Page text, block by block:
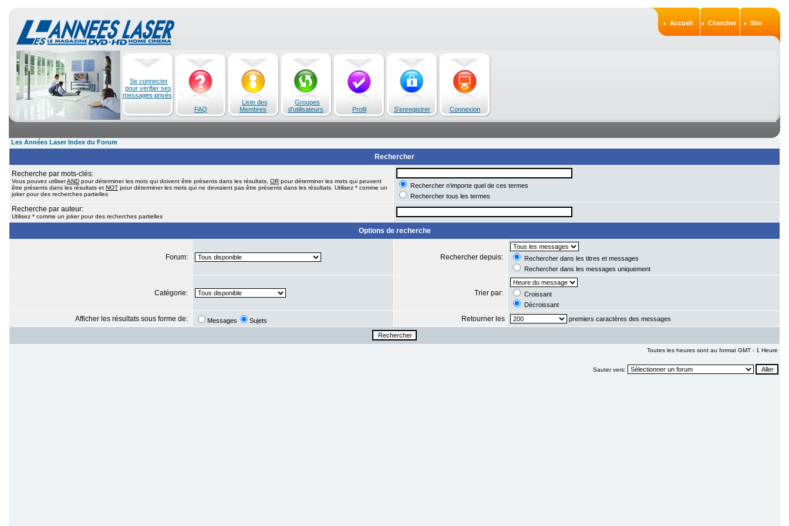
Accueil Chercher Site
Se connecter
pour vérifier ses
messages privés
FAQ
Liste des
Membres
Groupes
d'utilisateurs
Profil S'enregistrer Connexion
Les Années Laser Index du Forum
Rechercher
Recherche par mots-clés:
Vous pouvez utiliserAND pour déterminer les mots qui doivent être présents dans les résultats, OR pour déterminer les mots qui peuvent
être présents dans les résultats et NOT pour déterminer les mots qui ne devraient pas être présents dans les résultats. Utilisez * comme un
joker pour des recherches partielles
Rechercher n'importe quel de ces termes
Rechercher tous les termes
Recherche par auteur:
Utilisez * comme un joker pour des recherches partielles
Options de recherche
Forum: Rechercher depuis:
Rechercher dans les titres et messages
Rechercher dans les messages uniquement
Catégorie: Trier par:
Croissant
Décroissant
Afficher les résultats sous forme de: Messages Sujets Retourner les premiers caractères des messages
Toutes les heures sont au format GMT - 1 Heure
Sauter vers: